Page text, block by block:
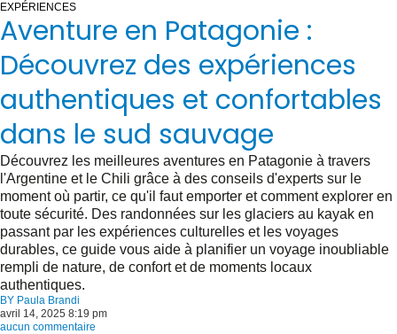
EXPÉRIENCES
Aventure en Patagonie :
Découvrez des expériences
authentiques et confortables
dans le sud sauvage
Découvrez les meilleures aventures en Patagonie à travers
l'Argentine et le Chili grâce à des conseils d'experts sur le
moment où partir, ce qu'il faut emporter et comment explorer en
toute sécurité. Des randonnées sur les glaciers au kayak en
passant par les expériences culturelles et les voyages
durables, ce guide vous aide à planifier un voyage inoubliable
rempli de nature, de confort et de moments locaux
authentiques.
BY Paula Brandi
avril 14, 2025 8:19 pm
aucun commentaire